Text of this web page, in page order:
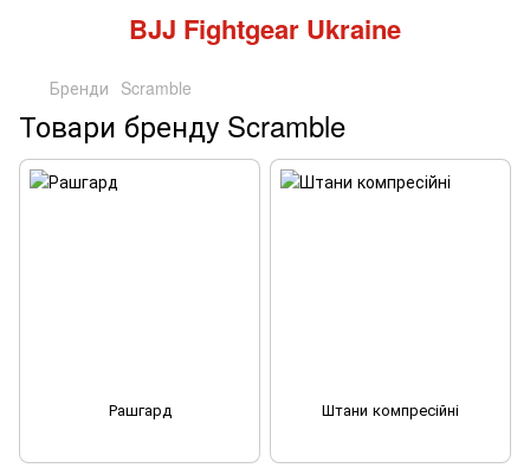
BJJ Fightgear Ukraine
Бренди Scramble
Товари бренду Scramble
Рашгард Штани компресійні